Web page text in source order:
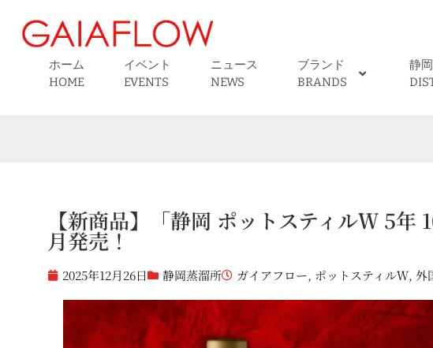
ホーム
HOME
イベント
EVENTS
ニュース
NEWS
ブランド
BRANDS
静
【新商品】「静岡 ポットスティルＷ 5
月発売！
2025年12月26日 静岡蒸溜所 ガイアフロー, ポットスティルＷ, 外